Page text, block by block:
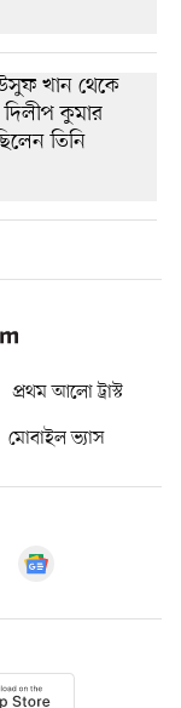
প্রথম আলো ট্রাস্ট
মোবাইল ভ্যাস